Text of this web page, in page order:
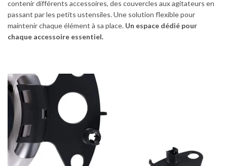
contenir différents accessoires, des couvercles aux agitateurs en
passant par les petits ustensiles. Une solution flexible pour
maintenir chaque élément à sa place. Un espace dédié pour
chaque accessoire essentiel.